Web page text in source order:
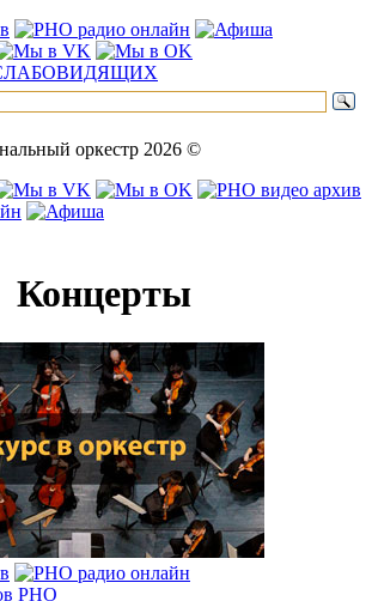
оркестр 2026 ©
Концерты